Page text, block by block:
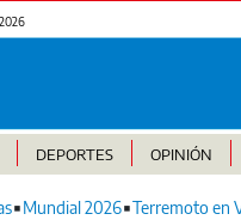
DEPORTES OPINIÓN
Mundial 2026 Terremoto en